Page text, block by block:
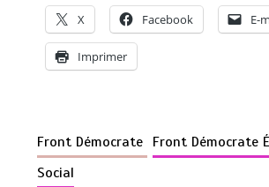
X Facebook E-
Imprimer
Front Démocrate Front Démocrate
Social